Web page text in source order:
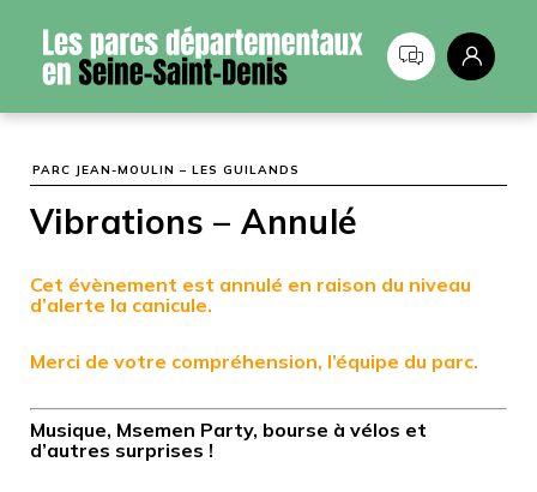
PARC JEAN-MOULIN – LES GUILANDS
Vibrations – Annulé
Cet évènement est annulé en raison du niveau
d’alerte la canicule.
Merci de votre compréhension, l’équipe du parc.
Musique, Msemen Party, bourse à vélos et
d’autres surprises !